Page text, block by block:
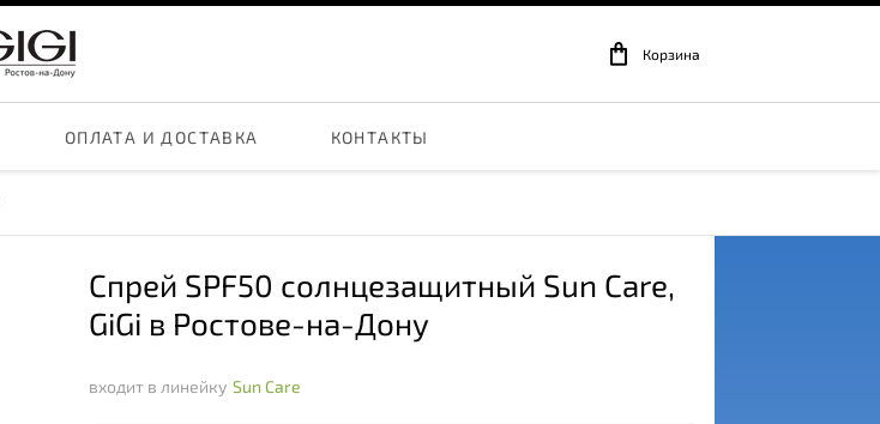
Корзина
ОПЛАТА И ДОСТАВКА КОНТАКТЫ
Спрей SPF50 солнцезащитный Sun Care,
GiGi в Ростове-на-Дону
входит в линейку Sun Care